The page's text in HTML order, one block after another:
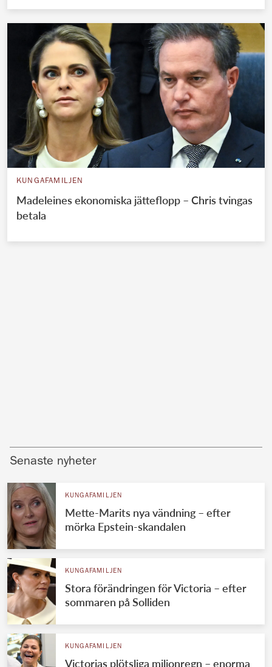
KUNGAFAMILJEN
Madeleines ekonomiska jätteflopp – Chris tvingas
betala
Senaste nyheter
KUNGAFAMILJEN
Mette-Marits nya vändning – efter
mörka Epstein-skandalen
KUNGAFAMILJEN
Stora förändringen för Victoria – efter
sommaren på Solliden
KUNGAFAMILJEN
Victorias plötsliga miljonregn – enorma